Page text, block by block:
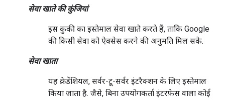
सेवा खाते की कुंजियां
इस कुकी का इस्तेमाल सेवा खाते करते हैं, ताकि Google
की किसी सेवा को ऐक्सेस करने की अनुमति मिल सके.
सेवा खाता
यह क्रेडेंशियल, सर्वर-टू-सर्वर इंटरैक्शन के लिए इस्तेमाल
किया जाता है. जैसे, बिना उपयोगकर्ता इंटरफ़ेस वाला कोई